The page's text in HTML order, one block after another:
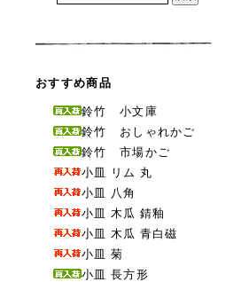
おすすめ商品
鈴竹 小文庫
鈴竹 おしゃれかご
鈴竹 市場かご
小皿 リム 丸
小皿 八角
小皿 木瓜 錆釉
小皿 木瓜 青白磁
小皿 菊
小皿 長方形